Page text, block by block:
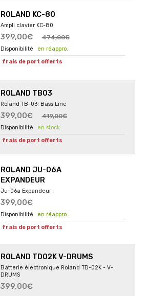
ROLAND KC-80
Ampli clavier KC-80
399,00€ 474,00€
en réappro.
frais de port offerts
ROLAND TB03
Roland TB-03: Bass Line
399,00€ 419,00€
en stock
frais de port offerts
ROLAND JU-06A
EXPANDEUR
Ju-06a Expandeur
399,00€
en réappro.
frais de port offerts
ROLAND TD02K V-DRUMS
Batterie électronique Roland TD-02K - V-
DRUMS
399,00€